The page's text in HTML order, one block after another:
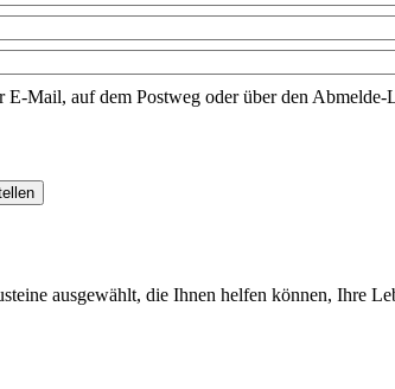
Mail, auf dem Postweg oder über den
ausgewählt, die Ihnen helfen können, Ihre